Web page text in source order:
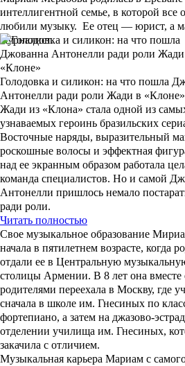
интеллигентной семье, в которой все
любили музыку. Ее отец — юрист, а
журналист.
Голодовка и силикон: на что пошла
Антонелли ради роли Жади в «Клоне»
Жади из «Клона» стала одной из
узнаваемых героинь бразильских
Восточные наряды, выразительный
роскошные волосы и эффектная
над ее экранным образом работала
команда специалистов. Но и самой
Антонелли пришлось немало
ради роли.
Читать полностью
Свое музыкальное образование
начала в пятилетнем возрасте, когда
отдали ее в Центральную
столицы Армении. В 8 лет она вместе
родителями переехала в Москву, где
сначала в школе им. Гнесиных по
фортепиано, а затем на джазово-
отделении училища им. Гнесиных,
закачила с отличием.
Музыкальная карьера Мариам с